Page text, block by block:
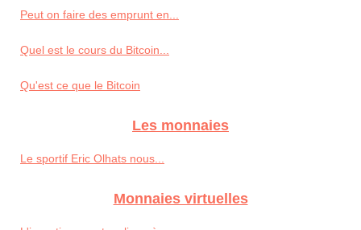
Peut on faire des emprunt en...
Quel est le cours du Bitcoin...
Qu'est ce que le Bitcoin
Les monnaies
Le sportif Eric Olhats nous...
Monnaies virtuelles